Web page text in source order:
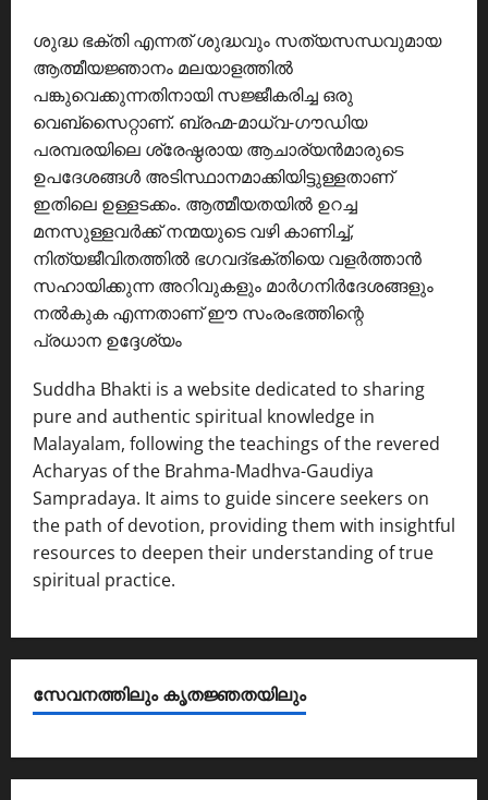
ശുദ്ധ ഭക്തി എന്നത് ശുദ്ധവും സത്യസന്ധവുമായ
ആത്മീയജ്ഞാനം മലയാളത്തിൽ
പങ്കുവെക്കുന്നതിനായി സജ്ജീകരിച്ച ഒരു
വെബ്സൈറ്റാണ്. ബ്രഹ്മ-മാധ്വ-ഗൗഡിയ
പരമ്പരയിലെ ശ്രേഷ്ഠരായ ആചാര്യൻമാരുടെ
ഉപദേശങ്ങൾ അടിസ്ഥാനമാക്കിയിട്ടുള്ളതാണ്
ഇതിലെ ഉള്ളടക്കം. ആത്മീയതയിൽ ഉറച്ച
മനസുള്ളവർക്ക് നന്മയുടെ വഴി കാണിച്ച്,
നിത്യജീവിതത്തിൽ ഭഗവദ്ഭക്തിയെ വളർത്താൻ
സഹായിക്കുന്ന അറിവുകളും മാർഗനിർദേശങ്ങളും
നൽകുക എന്നതാണ് ഈ സംരംഭത്തിന്റെ
പ്രധാന ഉദ്ദേശ്യം
Suddha Bhakti is a website dedicated to sharing
pure and authentic spiritual knowledge in
Malayalam, following the teachings of the revered
Acharyas of the Brahma-Madhva-Gaudiya
Sampradaya. It aims to guide sincere seekers on
the path of devotion, providing them with insightful
resources to deepen their understanding of true
spiritual practice.
സേവനത്തിലും കൃതജ്ഞതയിലും